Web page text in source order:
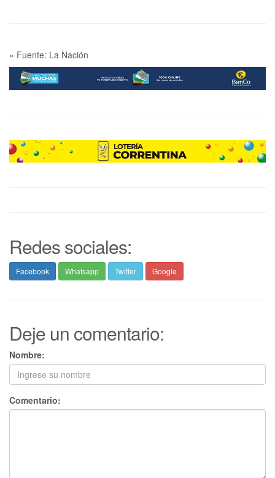
» Fuente: La Nación
Redes sociales:
Facebook Whatsapp Twitter Google
Deje un comentario:
Nombre:
Comentario: